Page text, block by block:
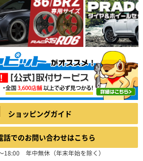
ショッピングガイド
話でのお問い合わせはこちら
18:00 年中無休（年末年始を除く）